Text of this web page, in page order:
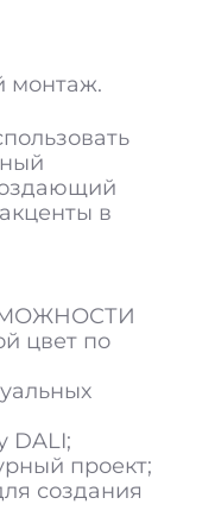
монтаж.
в
цвет по
DALI;
проект;
создания